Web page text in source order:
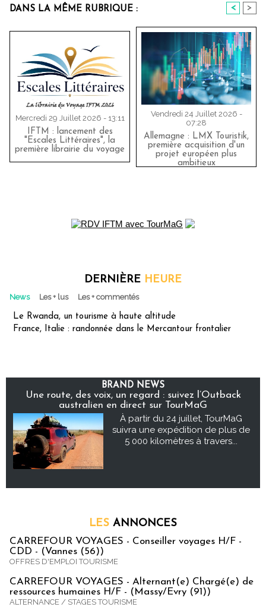
DANS LA MÊME RUBRIQUE : < >
Mercredi 29 Juillet 2026 - 13:11
IFTM : lancement des
"Escales Littéraires", la
première librairie du voyage
Vendredi 24 Juillet 2026 -
07:28
Allemagne : LMX Touristik,
première acquisition d'un
projet européen plus
ambitieux
DERNIÈRE HEURE
News Les + lus Les + commentés
Le Rwanda, un tourisme à haute altitude
France, Italie : randonnée dans le Mercantour frontalier
BRAND NEWS
Une route, des voix, un regard : suivez l’Outback
australien en direct sur TourMaG
À partir du 24 juillet, TourMaG
suivra une expédition de plus de
5 000 kilomètres à travers...
LES ANNONCES
CARREFOUR VOYAGES - Conseiller voyages H/F -
CDD - (Vannes (56))
OFFRES D'EMPLOI TOURISME
CARREFOUR VOYAGES - Alternant(e) Chargé(e) de
ressources humaines H/F - (Massy/Evry (91))
ALTERNANCE / STAGES TOURISME